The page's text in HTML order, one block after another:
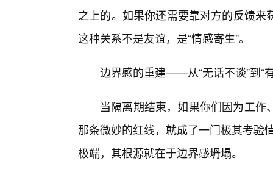
之上的。如果你还需要靠对方的反馈
这种关系不是友谊，是“情感寄生”。
边界感的重建——从“无话不谈”到“
当隔离期结束，如果你们因为工
那条微妙的红线，就成了一门极其考验
极端，其根源就在于边界感坍塌。